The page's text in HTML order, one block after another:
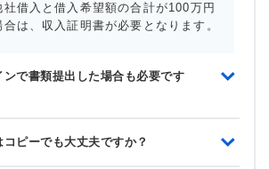
社借入と借入希望額の合計が100万円
合は、収入証明書が必要となります。
ンで書類提出した場合も必要です
ピーでも大丈夫ですか？